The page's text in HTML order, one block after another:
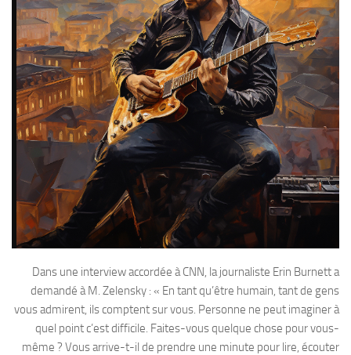
Dans une interview accordée à CNN, la journaliste Erin Burnett a
demandé à M. Zelensky : « En tant qu’être humain, tant de gens
vous admirent, ils comptent sur vous. Personne ne peut imaginer à
quel point c’est difficile. Faites-vous quelque chose pour vous-
même ? Vous arrive-t-il de prendre une minute pour lire, écouter